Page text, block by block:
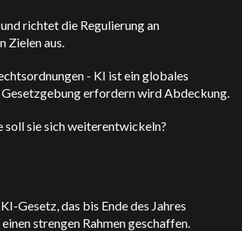
richtet die Regulierung an
Zielen aus.
- KI ist ein globales
Gesetzgebung erfordern wirdAbdeckung.
soll sie sich weiterentwickeln?
Gesetz, das bis Ende des Jahres
strengen Rahmen geschaffen.